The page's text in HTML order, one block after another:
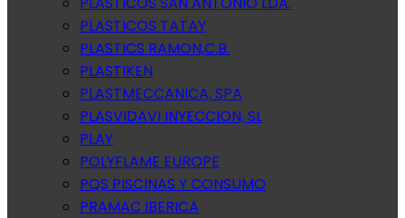
PLASTICOS TATAY
PLASTICS RAMON,C.B.
PLASTIKEN
PLASTMECCANICA, SPA
PLASVIDAVI INYECCION, SL
PLAY
POLYFLAME EUROPE
PQS PISCINAS Y CONSUMO
PRAMAC IBERICA